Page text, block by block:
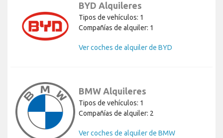
BYD Alquileres
Tipos de vehículos: 1
Compañías de alquiler: 1
Ver coches de alquiler de BYD
BMW Alquileres
Tipos de vehículos: 1
Compañías de alquiler: 2
Ver coches de alquiler de BMW